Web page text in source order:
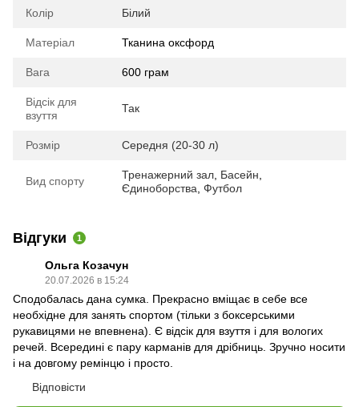
Колір Білий
Матеріал Тканина оксфорд
Вага 600 грам
Відсік для
взуття
Так
Розмір Середня (20-30 л)
Вид спорту Тренажерний зал Басейн
Єдиноборства Футбол
Відгуки 1
Ольга Козачун
20.07.2026 в 15:24
Сподобалась дана сумка. Прекрасно вміщає в себе все
необхідне для занять спортом (тільки з боксерськими
рукавицями не впевнена). Є відсік для взуття і для вологих
речей. Всередині є пару карманів для дрібниць. Зручно носити
і на довгому ремінцю і просто.
Відповісти